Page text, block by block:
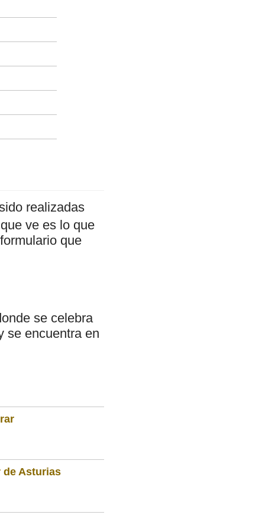
realizadas
ve es lo que
que
se celebra
se encuentra en
de Asturias